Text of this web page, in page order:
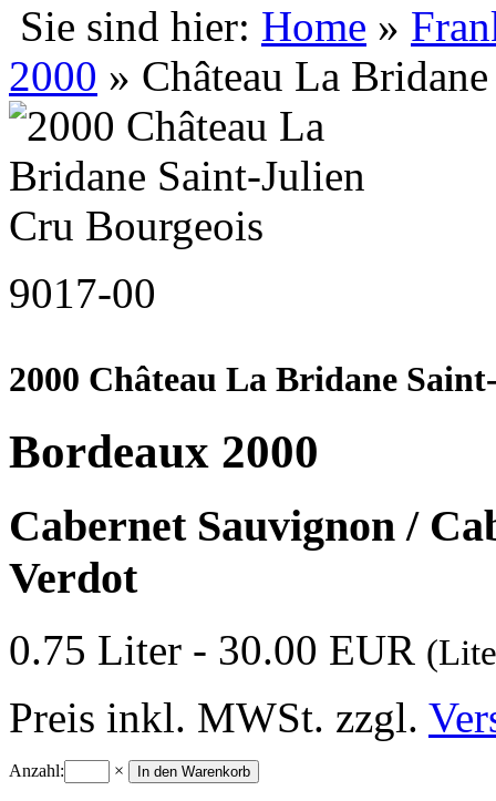
Sie sind hier: Home »
2000 » Château La
9017-00
2000 Château La Bridane
Bordeaux 2000
Cabernet Sauvignon /
Verdot
0.75 Liter - 30.00 EUR
Preis inkl. MWSt. zzgl.
Anzahl: ×